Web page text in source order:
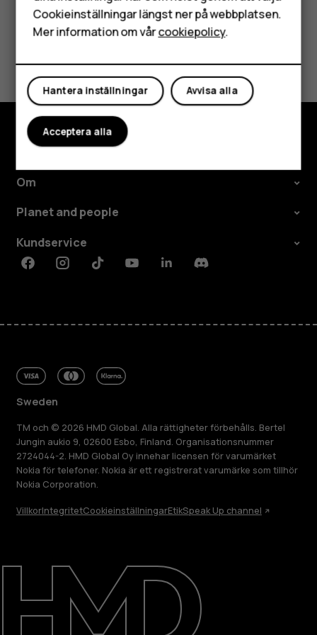
Surfplattor
Reparera, återanvända, återvinna
Hållbarhet
Kundservice
Ja Nej
Utforska
Om
Planet and people
Kundservice
FacebookInstagramTiktokYoutubeLinkedinDiscord
Sweden
TM och © 2026 HMD Global. Alla rättigheter förbehålls. Bertel
Jungin aukio 9, 02600 Esbo, Finland. Organisationsnummer
2724044-2. HMD Global Oy innehar licensen för varumärket
Nokia för telefoner. Nokia är ett registrerat varumärke som tillhör
Nokia Corporation.
VillkorIntegritetCookieinställningarEtikSpeak Up channel
Cookieinställningar längst ner på webbplatsen.
Mer information om vårcookiepolicy.
Avvisa alla
Hantera inställningar
Acceptera alla